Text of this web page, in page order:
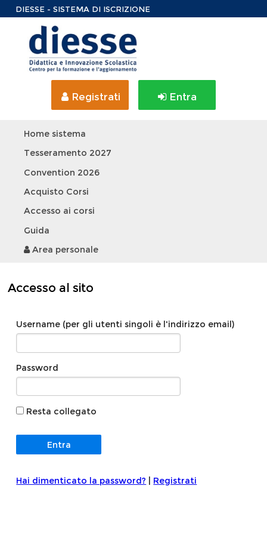
DIESSE - SISTEMA DI ISCRIZIONE
Registrati Entra
Home sistema
Tesseramento 2027
Convention 2026
Acquisto Corsi
Accesso ai corsi
Guida
Area personale
Accesso al sito
Username (per gli utenti singoli è l'indirizzo email)
Password
Resta collegato
Hai dimenticato la password? Registrati